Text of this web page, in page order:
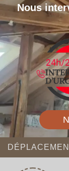
Nous